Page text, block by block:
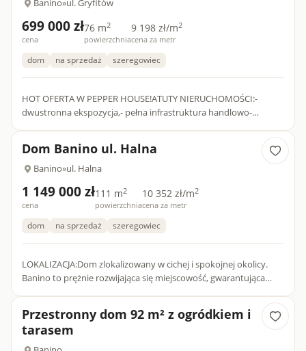
Banino»ul. Gryfitów
699 000 zł
cena
76 m2
powierzchnia
9 198 zł/m2
cena za metr
dom na sprzedaż szeregowiec
HOT OFERTA W PEPPER HOUSE!ATUTY NIERUCHOMOŚCI:-
dwustronna ekspozycja,- pełna infrastruktura handlowo-
Dom Banino ul. Halna
Banino»ul. Halna
1 149 000 zł
cena
111 m2
powierzchnia
10 352 zł/m2
cena za metr
dom na sprzedaż szeregowiec
LOKALIZACJA:Dom zlokalizowany w cichej i spokojnej okolicy.
Banino to prężnie rozwijająca się miejscowość, gwarantująca
Przestronny dom 92 m² z ogródkiem i
tarasem